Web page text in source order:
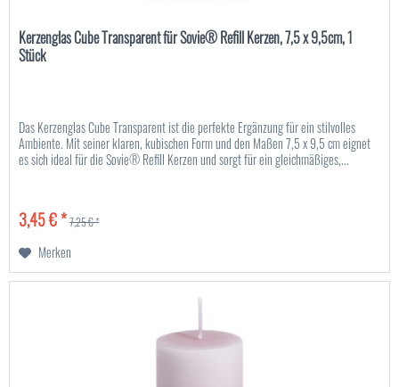
Kerzenglas Cube Transparent für Sovie® Refill Kerzen, 7,5 x 9,5cm, 1
Stück
Das Kerzenglas Cube Transparent ist die perfekte Ergänzung für ein stilvolles
Ambiente. Mit seiner klaren, kubischen Form und den Maßen 7,5 x 9,5 cm eignet
es sich ideal für die Sovie® Refill Kerzen und sorgt für ein gleichmäßiges,...
3,45 € *7,25 € *
Merken